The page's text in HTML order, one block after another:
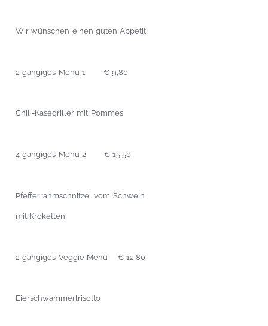
Wir wünschen einen guten Appetit!
2 gängiges Menü 1 € 9,80
Chili-Käsegriller mit Pommes
4 gängiges Menü 2 € 15,50
Pfefferrahmschnitzel vom Schwein
mit Kroketten
2 gängiges Veggie Menü € 12,80
Eierschwammerlrisotto